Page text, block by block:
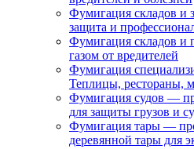
Фумигация складов и
защита и
Фумигация складов и
газом от вредителей
Фумигация
Теплицы, рестораны,
Фумигация судов —
для защиты грузов и
Фумигация тары —
деревянной тары для